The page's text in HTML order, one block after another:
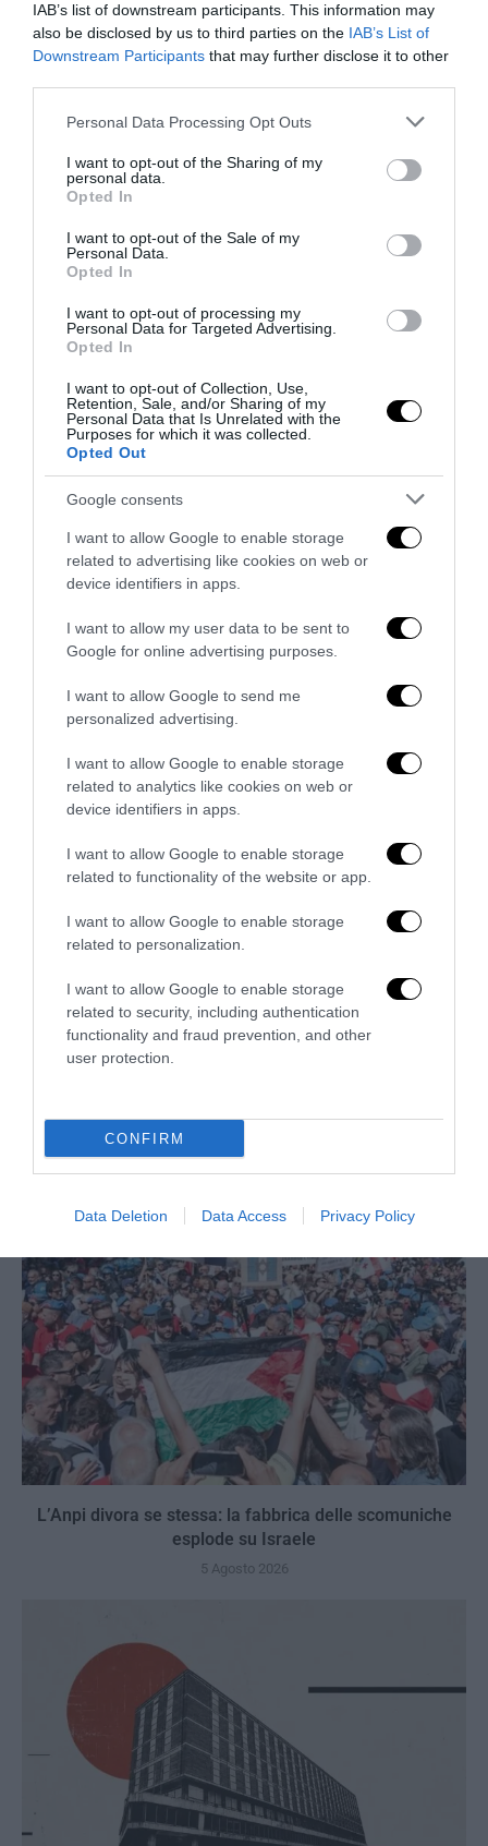
IAB’s list of downstream participants. This information may
also be disclosed by us to third parties on the IAB’s List of
Downstream Participants that may further disclose it to other
Please note that this website/app uses one or more Google
not limited to your visit or usage behaviour. You may click to
grant or deny consent to Google and its third-party tags to
use your data for below specified purposes in below Google
consent section.
Personal Data Processing Opt Outs
I want to opt-out of the Sharing of my
personal data.
Opted In
I want to opt-out of the Sale of my
Personal Data.
Opted In
I want to opt-out of processing my
Personal Data for Targeted Advertising.
Opted In
I want to opt-out of Collection, Use,
Retention, Sale, and/or Sharing of my
Personal Data that Is Unrelated with the
Purposes for which it was collected.
Opted Out
Google consents
I want to allow Google to enable storage
related to advertising like cookies on web or
device identifiers in apps.
I want to allow my user data to be sent to
Google for online advertising purposes.
I want to allow Google to send me
personalized advertising.
I want to allow Google to enable storage
related to analytics like cookies on web or
device identifiers in apps.
I want to allow Google to enable storage
related to functionality of the website or app.
I want to allow Google to enable storage
related to personalization.
I want to allow Google to enable storage
related to security, including authentication
functionality and fraud prevention, and other
user protection.
CONFIRM
Data Deletion Data Access Privacy Policy
Remigrazione, il Copasir riconosce all’antifascismo il
veto del disordine
6 Agosto 2026
La Camera boccia il patentino antifascista per parlare a
Montecitorio: palo clamoroso del Pd
ricordo di Enzo...
5 Agosto 2026
L’Anpi divora se stessa: la fabbrica delle scomuniche
esplode su Israele
5 Agosto 2026